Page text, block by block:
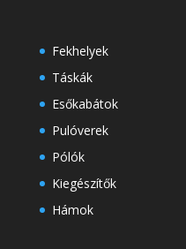
Fekhelyek
Táskák
Esőkabátok
Pulóverek
Pólók
Kiegészítők
Hámok